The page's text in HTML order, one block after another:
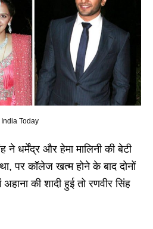
India Today
ने धर्मेंद्र और हेमा मालिनी की बेटी
पर कॉलेज खत्म होने के बाद दोनों
की शादी हुई तो रणवीर सिंह